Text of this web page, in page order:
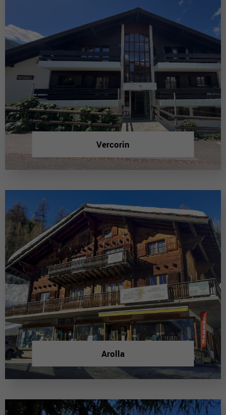
Vercorin
Arolla